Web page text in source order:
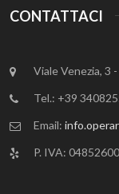
CONTATTACI
Viale Venezia, 3
Tel.: +39
Email:
P. IVA: